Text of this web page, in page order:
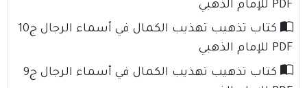
PDF للإمام الذهبي
كتاب تذهيب تهذيب الكمال في أسماء الرجال ج10
PDF للإمام الذهبي
كتاب تذهيب تهذيب الكمال في أسماء الرجال ج9